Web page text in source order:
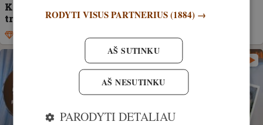
Kodėl Vengrijoje šūvis vyksta nuo kapoto ar nuo
trikojo?
RODYTI VISUS PARTNERIUS(1884) →
AŠ SUTINKU
AŠ NESUTINKU
PARODYTI DETALIAU